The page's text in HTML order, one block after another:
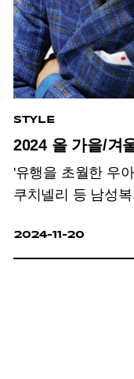
STYLE
2024 올 가을/겨
'유행을 초월한 우
쿠치넬리 등 남성
2024-11-20